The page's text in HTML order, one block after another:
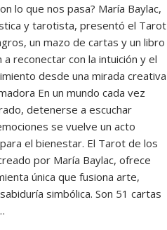
lo que nos pasa? María Baylac,
y tarotista, presentó el Tarot
un mazo de cartas y un libro
a reconectar con la intuición y el
desde una mirada creativa
En un mundo cada vez
detenerse a escuchar
se vuelve un acto
el bienestar. El Tarot de los
por María Baylac, ofrece
única que fusiona arte,
simbólica. Son 51 cartas